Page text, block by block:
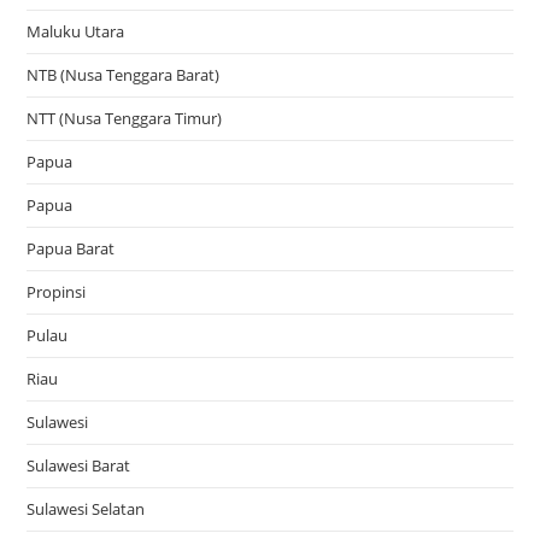
Maluku Utara
NTB (Nusa Tenggara Barat)
NTT (Nusa Tenggara Timur)
Papua
Papua
Papua Barat
Propinsi
Pulau
Riau
Sulawesi
Sulawesi Barat
Sulawesi Selatan